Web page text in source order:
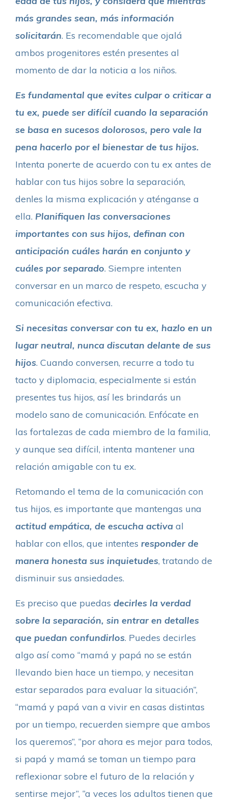
más grandes sean, más información
solicitarán. Es recomendable que ojalá
ambos progenitores estén presentes al
momento de dar la noticia a los niños.
Es fundamental que evites culpar o criticar a
tu ex, puede ser difícil cuando la separación
se basa en sucesos dolorosos, pero vale la
pena hacerlo por el bienestar de tus hijos.
Intenta ponerte de acuerdo con tu ex antes de
hablar con tus hijos sobre la separación,
denles la misma explicación y aténganse a
ella. Planifiquen las conversaciones
importantes con sus hijos, definan con
anticipación cuáles harán en conjunto y
cuáles por separado. Siempre intenten
conversar en un marco de respeto, escucha y
comunicación efectiva.
Si necesitas conversar con tu ex, hazlo en un
lugar neutral, nunca discutan delante de sus
hijos. Cuando conversen, recurre a todo tu
tacto y diplomacia, especialmente si están
presentes tus hijos, así les brindarás un
modelo sano de comunicación. Enfócate en
las fortalezas de cada miembro de la familia,
y aunque sea difícil, intenta mantener una
relación amigable con tu ex.
Retomando el tema de la comunicación con
tus hijos, es importante que mantengas una
actitud empática, de escucha activa al
hablar con ellos, que intentes responder de
manera honesta sus inquietudes, tratando de
disminuir sus ansiedades.
Es preciso que puedas decirles la verdad
sobre la separación, sin entrar en detalles
que puedan confundirlos. Puedes decirles
algo así como “mamá y papá no se están
llevando bien hace un tiempo, y necesitan
estar separados para evaluar la situación”,
“mamá y papá van a vivir en casas distintas
por un tiempo, recuerden siempre que ambos
los queremos”, “por ahora es mejor para todos,
si papá y mamá se toman un tiempo para
reflexionar sobre el futuro de la relación y
sentirse mejor”, “a veces los adultos tienen que